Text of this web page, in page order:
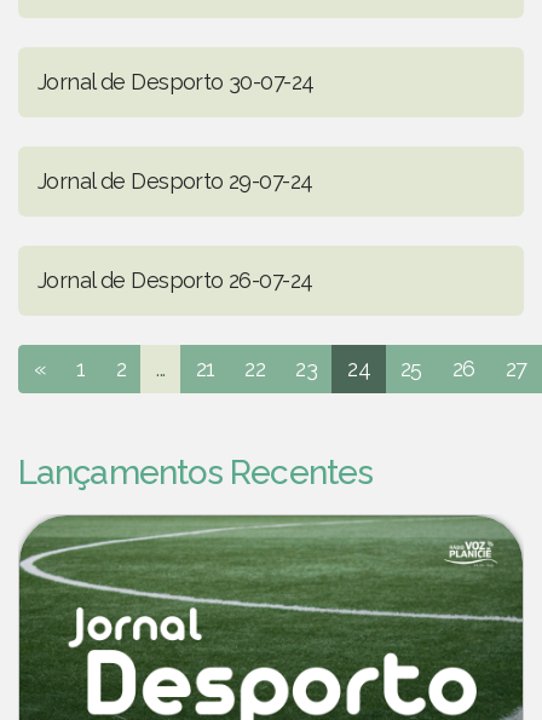
Jornal de Desporto 30-07-24
Jornal de Desporto 29-07-24
Jornal de Desporto 26-07-24
« 1 2 ... 21 22 23 24 25 26 27
Lançamentos Recentes